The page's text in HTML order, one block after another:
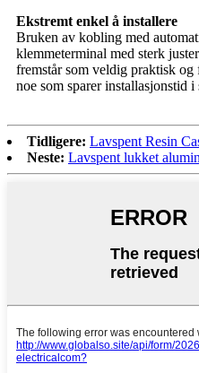
Ekstremt enkel å installere
Bruken av kobling med
klemmeterminal med sterk
fremstår som veldig praktisk og
noe som sparer installasjonstid i
Tidligere: Lavspent Resin
Neste: Lavspent lukket